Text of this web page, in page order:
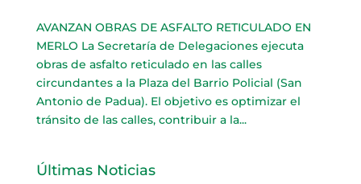
AVANZAN OBRAS DE ASFALTO RETICULADO EN
MERLO La Secretaría de Delegaciones ejecuta
obras de asfalto reticulado en las calles
circundantes a la Plaza del Barrio Policial (San
Antonio de Padua). El objetivo es optimizar el
tránsito de las calles, contribuir a la...
Últimas Noticias